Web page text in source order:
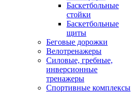
Баскетбольные
стойки
Баскетбольные
щиты
Беговые дорожки
Велотренажеры
Силовые, гребные,
инверсионные
тренажеры
Спортивные комплексы